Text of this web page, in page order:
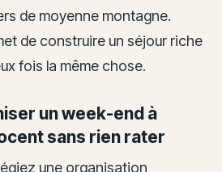
de moyenne montagne.
de construire un séjour riche
fois la même chose.
un week-end à
sans rien rater
une organisation